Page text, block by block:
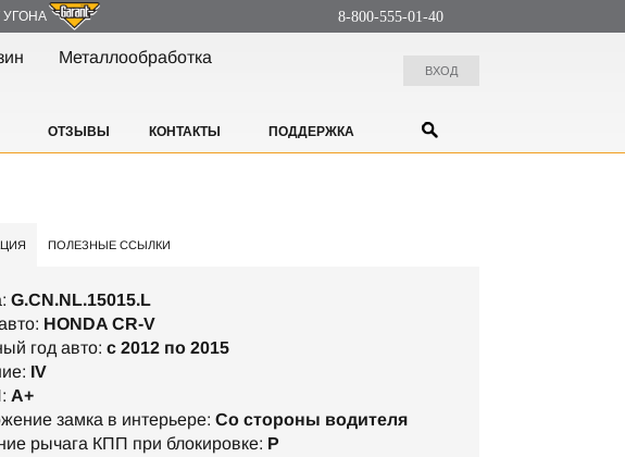
8-800-555-01-40
Металлообработка
ВХОД
ОТЗЫВЫ КОНТАКТЫ ПОДДЕРЖКА
ПОЛЕЗНЫЕ ССЫЛКИ
G.CN.NL.15015.L
HONDA CR-V
год авто: c 2012 по 2015
IV
А+
замка в интерьере: Со стороны водителя
рычага КПП при блокировке: P